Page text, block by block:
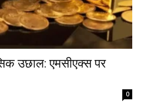
उछाल: एमसीएक्स पर
0